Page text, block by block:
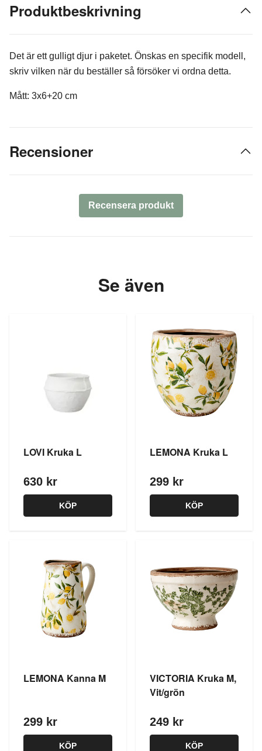
Produktbeskrivning
Det är ett gulligt djur i paketet. Önskas en specifik modell,
skriv vilken när du beställer så försöker vi ordna detta.
Mått: 3x6+20 cm
Recensioner
Recensera produkt
Se även
LOVI Kruka L
630 kr
KÖP
LEMONA Kruka L
299 kr
KÖP
LEMONA Kanna M
299 kr
KÖP
VICTORIA Kruka M,
Vit/grön
249 kr
KÖP